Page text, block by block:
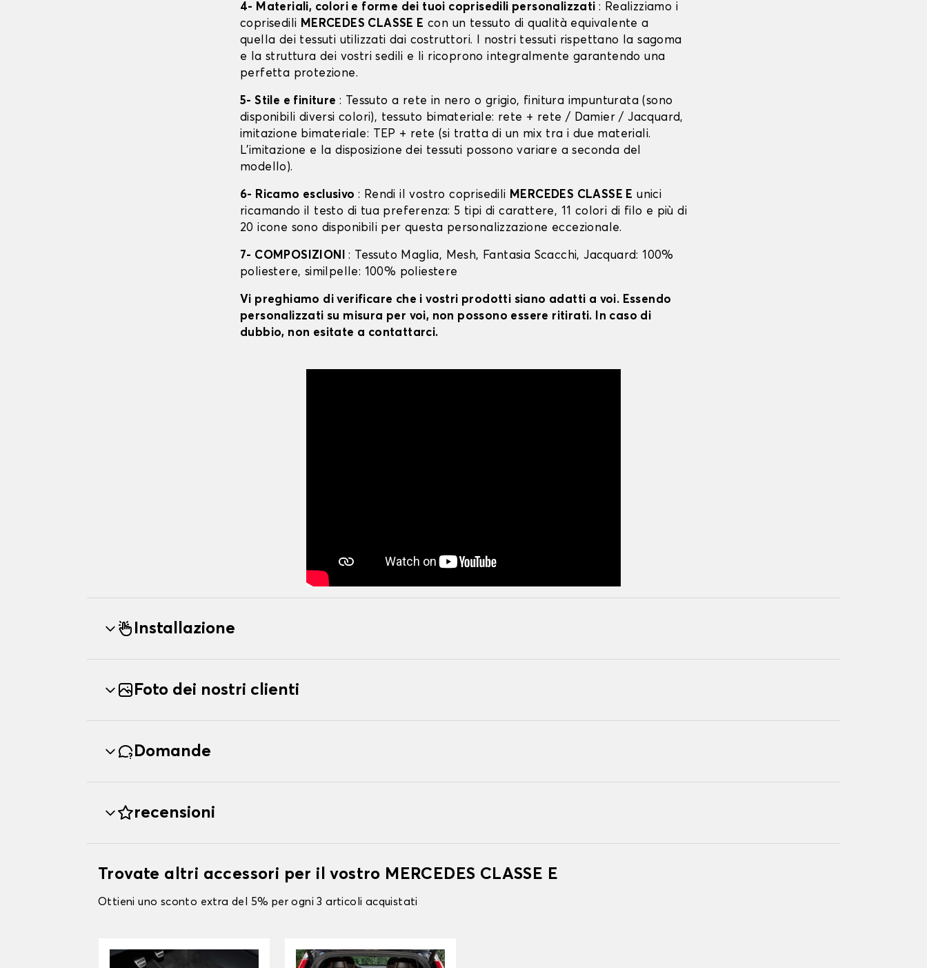
4- Materiali, colori e forme dei tuoi coprisedili personalizzati : Realizziamo i
coprisedili MERCEDES CLASSE E con un tessuto di qualità equivalente a
quella dei tessuti utilizzati dai costruttori. I nostri tessuti rispettano la sagoma
e la struttura dei vostri sedili e li ricoprono integralmente garantendo una
perfetta protezione.
5- Stile e finiture : Tessuto a rete in nero o grigio, finitura impunturata (sono
disponibili diversi colori), tessuto bimateriale: rete + rete / Damier / Jacquard,
imitazione bimateriale: TEP + rete (si tratta di un mix tra i due materiali.
L'imitazione e la disposizione dei tessuti possono variare a seconda del
modello).
6- Ricamo esclusivo : Rendi il vostro coprisedili MERCEDES CLASSE E unici
ricamando il testo di tua preferenza: 5 tipi di carattere, 11 colori di filo e più di
20 icone sono disponibili per questa personalizzazione eccezionale.
7- COMPOSIZIONI: Tessuto Maglia, Mesh, Fantasia Scacchi, Jacquard: 100%
poliestere, similpelle: 100% poliestere
Vi preghiamo di verificare che i vostri prodotti siano adatti a voi. Essendo
personalizzati su misura per voi, non possono essere ritirati. In caso di
dubbio, non esitate a contattarci.
Installazione
Foto dei nostri clienti
Domande
recensioni
Trovate altri accessori per il vostro MERCEDES CLASSE E
Ottieni uno sconto extra del 5% per ogni 3 articoli acquistati